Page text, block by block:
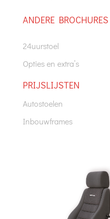
ANDERE BROCHURES
24uurstoel
Opties en extra’s
PRIJSLIJSTEN
Autostoelen
Inbouwframes